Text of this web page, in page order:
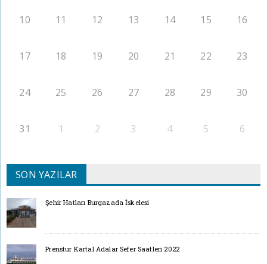
10 11 12 13 14 15 16
17 18 19 20 21 22 23
24 25 26 27 28 29 30
31 1 2 3 4 5 6
SON YAZILAR
Şehir Hatları Burgazada İskelesi
Prenstur Kartal Adalar Sefer Saatleri 2022